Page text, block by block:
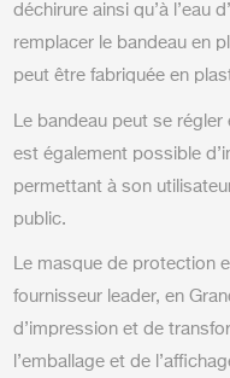
déchirure ainsi qu’à l’eau
remplacer le bandeau en
peut être fabriquée en
Le bandeau peut se
est également possible
permettant à son
public.
Le masque de protection
fournisseur leader, en
d’impression et de
l’emballage et de